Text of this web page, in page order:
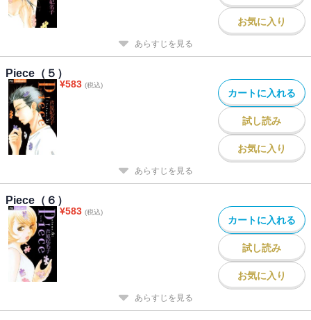
お気に入り
あらすじを見る
Piece（５）
¥583 (税込)
カートに入れる
試し読み
お気に入り
あらすじを見る
Piece（６）
¥583 (税込)
カートに入れる
試し読み
お気に入り
あらすじを見る